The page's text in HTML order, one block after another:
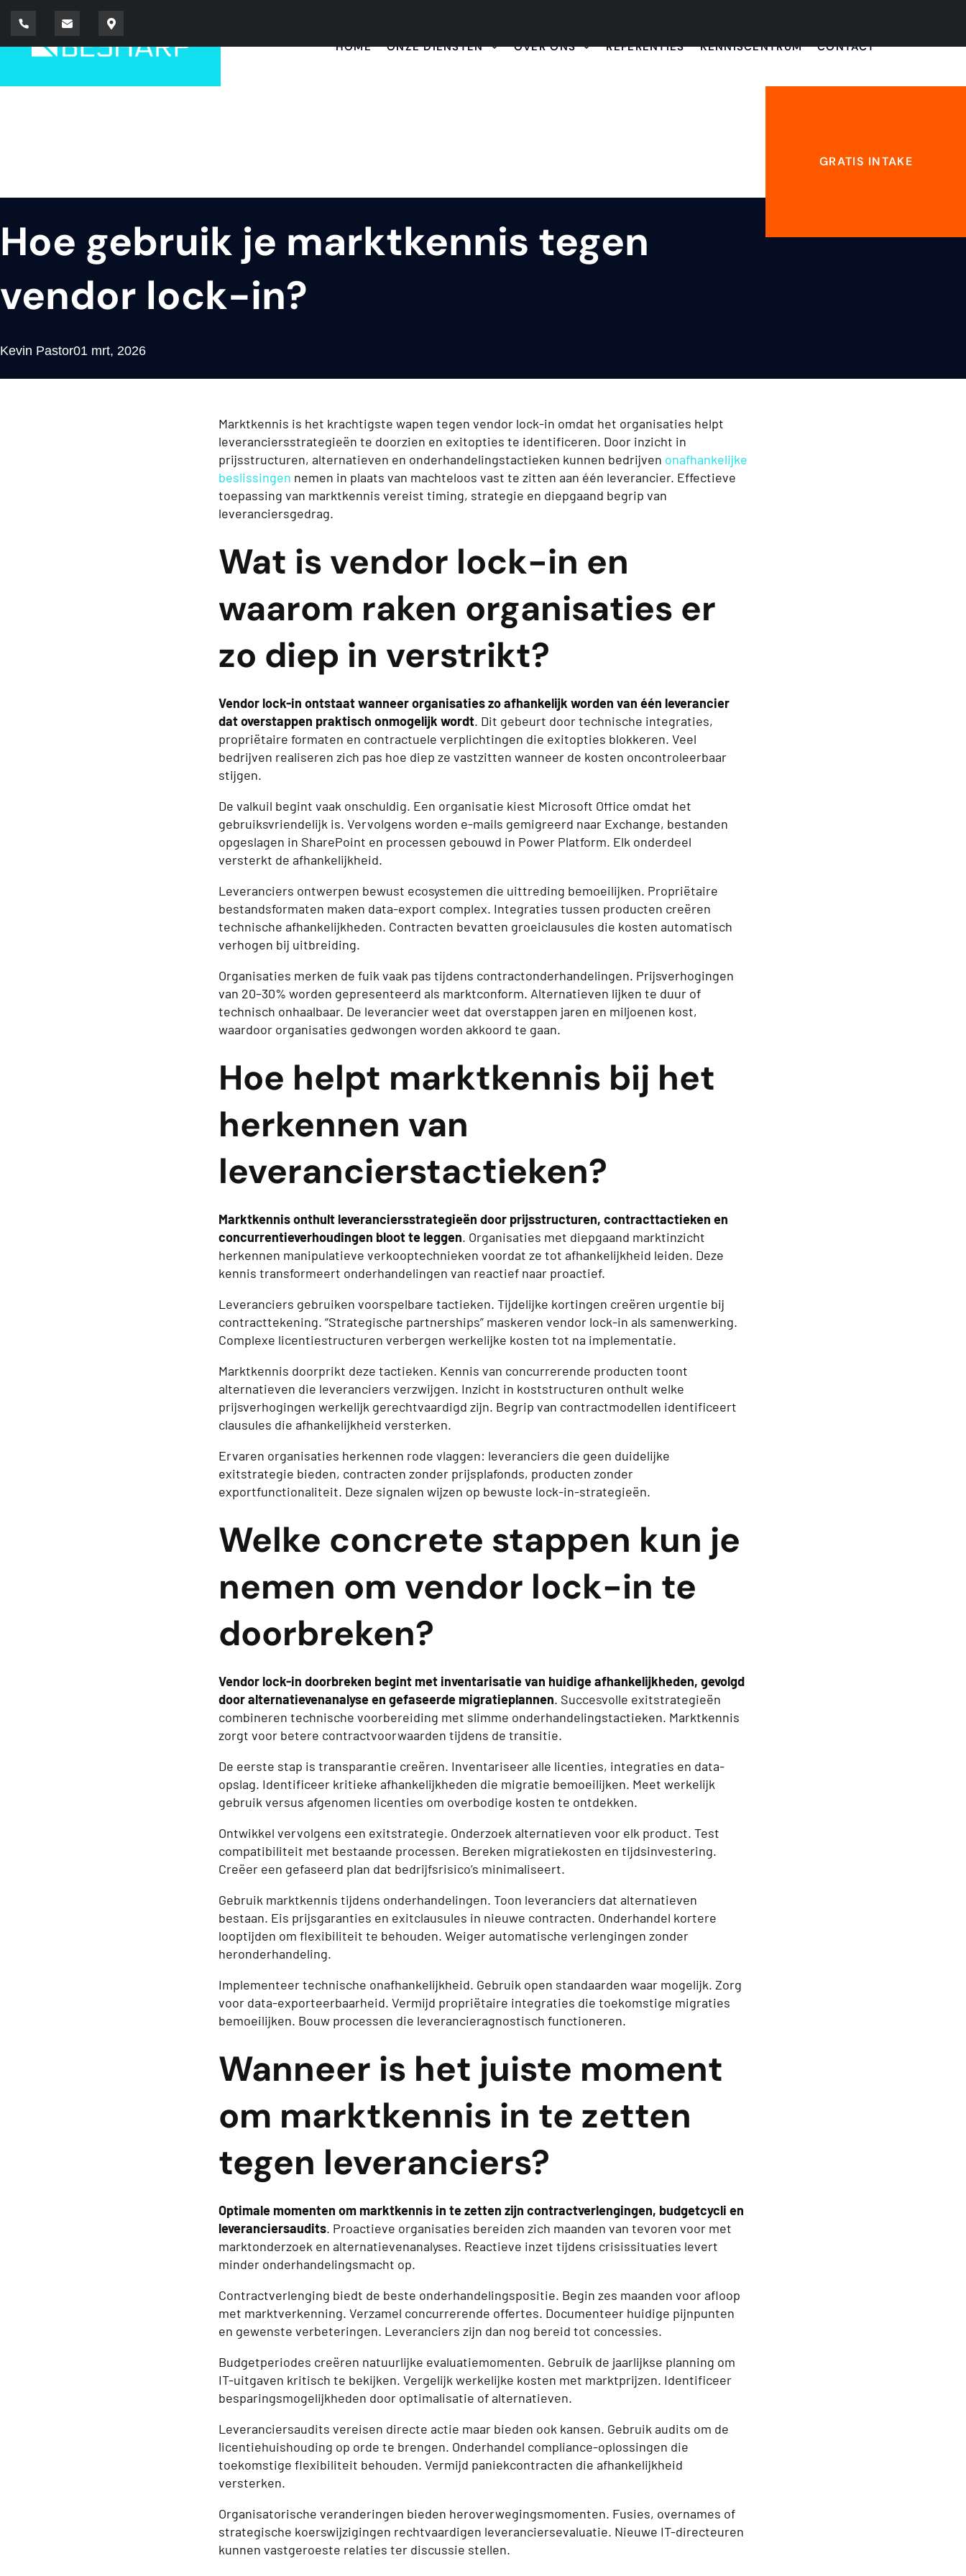
HOME ONZE DIENSTEN OVER ONS REFERENTIES KENNISCENTRUM CONTACT
GRATIS INTAKE
Hoe gebruik je marktkennis tegen
vendor lock-in?
Kevin Pastor01 mrt, 2026
Marktkennis is het krachtigste wapen tegen vendor lock-in omdat het organisaties helpt
leveranciersstrategieën te doorzien en exitopties te identificeren. Door inzicht in
prijsstructuren, alternatieven en onderhandelingstactieken kunnen bedrijven onafhankelijke
beslissingen nemen in plaats van machteloos vast te zitten aan één leverancier. Effectieve
toepassing van marktkennis vereist timing, strategie en diepgaand begrip van
leveranciersgedrag.
Wat is vendor lock-in en
waarom raken organisaties er
zo diep in verstrikt?
Vendor lock-in ontstaat wanneer organisaties zo afhankelijk worden van één leverancier
dat overstappen praktisch onmogelijk wordt. Dit gebeurt door technische integraties,
propriëtaire formaten en contractuele verplichtingen die exitopties blokkeren. Veel
bedrijven realiseren zich pas hoe diep ze vastzitten wanneer de kosten oncontroleerbaar
stijgen.
De valkuil begint vaak onschuldig. Een organisatie kiest Microsoft Office omdat het
gebruiksvriendelijk is. Vervolgens worden e-mails gemigreerd naar Exchange, bestanden
opgeslagen in SharePoint en processen gebouwd in Power Platform. Elk onderdeel
versterkt de afhankelijkheid.
Leveranciers ontwerpen bewust ecosystemen die uittreding bemoeilijken. Propriëtaire
bestandsformaten maken data-export complex. Integraties tussen producten creëren
technische afhankelijkheden. Contracten bevatten groeiclausules die kosten automatisch
verhogen bij uitbreiding.
Organisaties merken de fuik vaak pas tijdens contractonderhandelingen. Prijsverhogingen
van 20–30% worden gepresenteerd als marktconform. Alternatieven lijken te duur of
technisch onhaalbaar. De leverancier weet dat overstappen jaren en miljoenen kost,
waardoor organisaties gedwongen worden akkoord te gaan.
Hoe helpt marktkennis bij het
herkennen van
leverancierstactieken?
Marktkennis onthult leveranciersstrategieën door prijsstructuren, contracttactieken en
concurrentieverhoudingen bloot te leggen. Organisaties met diepgaand marktinzicht
herkennen manipulatieve verkooptechnieken voordat ze tot afhankelijkheid leiden. Deze
kennis transformeert onderhandelingen van reactief naar proactief.
Leveranciers gebruiken voorspelbare tactieken. Tijdelijke kortingen creëren urgentie bij
contracttekening. “Strategische partnerships” maskeren vendor lock-in als samenwerking.
Complexe licentiestructuren verbergen werkelijke kosten tot na implementatie.
Marktkennis doorprikt deze tactieken. Kennis van concurrerende producten toont
alternatieven die leveranciers verzwijgen. Inzicht in koststructuren onthult welke
prijsverhogingen werkelijk gerechtvaardigd zijn. Begrip van contractmodellen identificeert
clausules die afhankelijkheid versterken.
Ervaren organisaties herkennen rode vlaggen: leveranciers die geen duidelijke
exitstrategie bieden, contracten zonder prijsplafonds, producten zonder
exportfunctionaliteit. Deze signalen wijzen op bewuste lock-in-strategieën.
Welke concrete stappen kun je
nemen om vendor lock-in te
doorbreken?
Vendor lock-in doorbreken begint met inventarisatie van huidige afhankelijkheden, gevolgd
door alternatievenanalyse en gefaseerde migratieplannen. Succesvolle exitstrategieën
combineren technische voorbereiding met slimme onderhandelingstactieken. Marktkennis
zorgt voor betere contractvoorwaarden tijdens de transitie.
De eerste stap is transparantie creëren. Inventariseer alle licenties, integraties en data-
opslag. Identificeer kritieke afhankelijkheden die migratie bemoeilijken. Meet werkelijk
gebruik versus afgenomen licenties om overbodige kosten te ontdekken.
Ontwikkel vervolgens een exitstrategie. Onderzoek alternatieven voor elk product. Test
compatibiliteit met bestaande processen. Bereken migratiekosten en tijdsinvestering.
Creëer een gefaseerd plan dat bedrijfsrisico’s minimaliseert.
Gebruik marktkennis tijdens onderhandelingen. Toon leveranciers dat alternatieven
bestaan. Eis prijsgaranties en exitclausules in nieuwe contracten. Onderhandel kortere
looptijden om flexibiliteit te behouden. Weiger automatische verlengingen zonder
heronderhandeling.
Implementeer technische onafhankelijkheid. Gebruik open standaarden waar mogelijk. Zorg
voor data-exporteerbaarheid. Vermijd propriëtaire integraties die toekomstige migraties
bemoeilijken. Bouw processen die leverancieragnostisch functioneren.
Wanneer is het juiste moment
om marktkennis in te zetten
tegen leveranciers?
Optimale momenten om marktkennis in te zetten zijn contractverlengingen, budgetcycli en
leveranciersaudits. Proactieve organisaties bereiden zich maanden van tevoren voor met
marktonderzoek en alternatievenanalyses. Reactieve inzet tijdens crisissituaties levert
minder onderhandelingsmacht op.
Contractverlenging biedt de beste onderhandelingspositie. Begin zes maanden voor afloop
met marktverkenning. Verzamel concurrerende offertes. Documenteer huidige pijnpunten
en gewenste verbeteringen. Leveranciers zijn dan nog bereid tot concessies.
Budgetperiodes creëren natuurlijke evaluatiemomenten. Gebruik de jaarlijkse planning om
IT-uitgaven kritisch te bekijken. Vergelijk werkelijke kosten met marktprijzen. Identificeer
besparingsmogelijkheden door optimalisatie of alternatieven.
Leveranciersaudits vereisen directe actie maar bieden ook kansen. Gebruik audits om de
licentiehuishouding op orde te brengen. Onderhandel compliance-oplossingen die
toekomstige flexibiliteit behouden. Vermijd paniekcontracten die afhankelijkheid
versterken.
Organisatorische veranderingen bieden heroverwegingsmomenten. Fusies, overnames of
strategische koerswijzigingen rechtvaardigen leveranciersevaluatie. Nieuwe IT-directeuren
kunnen vastgeroeste relaties ter discussie stellen.